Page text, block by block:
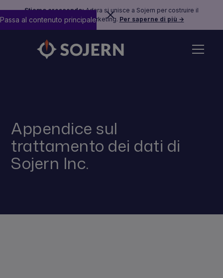
Stiamo crescendo:Adara si unisce a Sojern per costruire il
futuro del travel marketing. Per saperne di più →
Passa al contenuto principale
Appendice sul
trattamento dei dati di
Sojern Inc.